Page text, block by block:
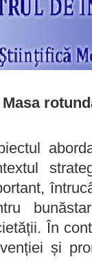
Masa
În
și